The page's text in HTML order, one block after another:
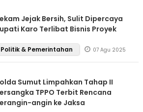
Jejak Bersih, Sulit Dipercaya
Karo Terlibat Bisnis Proyek
Politik & Pemerintahan 07 Agu 2025
Sumut Limpahkan Tahap II
TPPO Terbit Rencana
angin ke Jaksa